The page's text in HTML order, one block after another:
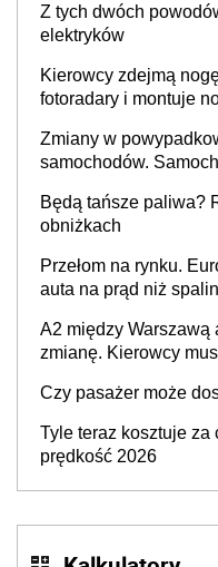
Z tych dwóch
elektryków
Kierowcy zdejmą
fotoradary i montuje
Zmiany w
samochodów.
producenta
Będą tańsze paliwa?
obniżkach
Przełom na rynku.
auta na prąd niż
A2 między
zmianę. Kierowcy
Czy pasażer może
Tyle teraz kosztuje za
prędkość 2026